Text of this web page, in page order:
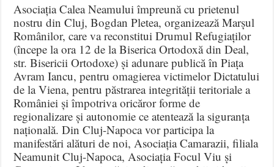
Asociația Calea Neamului împreună cu prietenul
nostru din Cluj, Bogdan Pletea, organizează Marșul
Românilor, care va reconstitui Drumul Refugiaților
(începe la ora 12 de la Biserica Ortodoxă din Deal,
str. Bisericii Ortodoxe) și adunare publică în Piața
Avram Iancu, pentru omagierea victimelor Dictatului
de la Viena, pentru păstrarea integrității teritoriale a
României și împotriva oricăror forme de
regionalizare și autonomie ce atentează la siguranța
națională. Din Cluj-Napoca vor participa la
manifestări alături de noi, Asociația Camarazii, filiala
Neamunit Cluj-Napoca, Asociația Focul Viu și